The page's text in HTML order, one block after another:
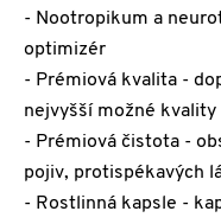
- Nootropikum a
optimizér
- Prémiová kvalita -
nejvyšší možné kvality
- Prémiová čistota -
pojiv, protispékavých
- Rostlinná kapsle -